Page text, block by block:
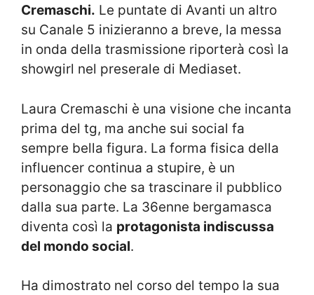
Cremaschi. Le puntate di Avanti un altro
su Canale 5 inizieranno a breve, la messa
in onda della trasmissione riporterà così la
showgirl nel preserale di Mediaset.
Laura Cremaschi è una visione che incanta
prima del tg, ma anche sui social fa
sempre bella figura. La forma fisica della
influencer continua a stupire, è un
personaggio che sa trascinare il pubblico
dalla sua parte. La 36enne bergamasca
diventa così la protagonista indiscussa
del mondo social.
Ha dimostrato nel corso del tempo la sua